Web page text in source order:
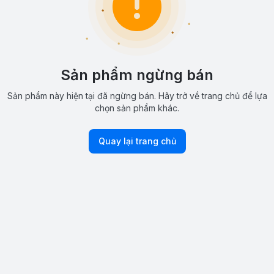
Sản phẩm ngừng bán
Sản phẩm này hiện tại đã ngừng bán. Hãy trở về trang chủ để lựa
chọn sản phẩm khác.
Quay lại trang chủ